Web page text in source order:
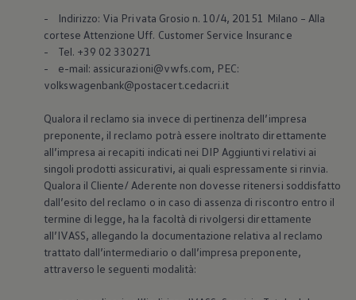
Guida autonoma
ID. Buzz al World Ducati Week 2026
Contatti
- Indirizzo: Via Privata Grosio n. 10/4, 20151 Milano – Alla
cortese Attenzione Uff. Customer Service Insurance
- Tel. +39 02 330271
- e-mail: assicurazioni@vwfs.com, PEC:
volkswagenbank@postacert.cedacri.it
Qualora il reclamo sia invece di pertinenza dell’impresa
preponente, il reclamo potrà essere inoltrato direttamente
all’impresa ai recapiti indicati nei DIP Aggiuntivi relativi ai
singoli prodotti assicurativi, ai quali espressamente si rinvia.
Qualora il Cliente/ Aderente non dovesse ritenersi soddisfatto
dall’esito del reclamo o in caso di assenza di riscontro entro il
termine di legge, ha la facoltà di rivolgersi direttamente
all’IVASS, allegando la documentazione relativa al reclamo
trattato dall’intermediario o dall’impresa preponente,
attraverso le seguenti modalità: